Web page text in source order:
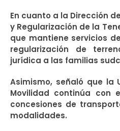
En cuanto a la Dirección
y Regularización de la
que mantiene servicios
regularización de
jurídica a las familias
Asimismo, señaló que la
Movilidad continúa con
concesiones de
modalidades.